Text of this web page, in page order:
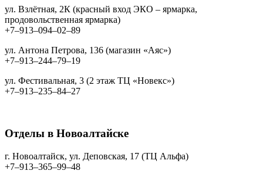
ул. Взлётная, 2К (красный вход ЭКО – ярмарка,
продовольственная ярмарка)
+7‒913‒094‒02‒89
ул. Антона Петрова, 136 (магазин «Аяс»)
+7‒913‒244‒79‒19
ул. Фестивальная, 3 (2 этаж ТЦ «Новекс»)
+7‒913‒235‒84‒27
Отделы в Новоалтайске
г. Новоалтайск, ул. Деповская, 17 (ТЦ Альфа)
+7‒913‒365‒99‒48